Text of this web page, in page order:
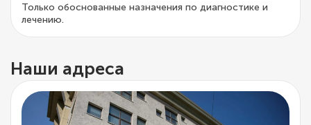
Только обоснованные назначения по диагностике и
лечению.
Наши адреса